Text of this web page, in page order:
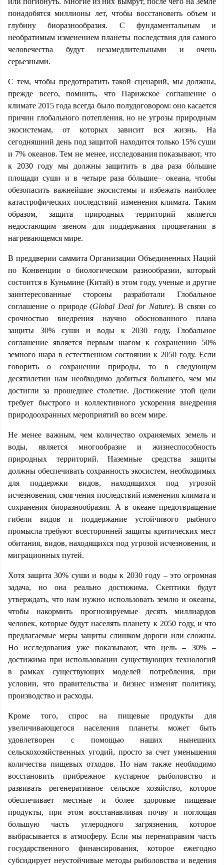
понадобятся миллионы лет, чтобы восстановить объем и
глубину биоразнообразия. С фундаментальным и
необратимым изменением планеты последствия для самого
человечества будут незамедлительными и очень
серьезными.
С тем, чтобы предотвратить такой сценарий, мы должны,
прежде всего, помнить, что Парижское соглашение о
климате 2015 года всегда было полудоговором: оно касается
причин глобального потепления, но не угрозы природным
экосистемам, от которых зависит вся жизнь. На
сегодняшний день под защитой находится только 15% суши
и 7% океанов. Тем не менее, исследования показывают, что
к 2030 году мы должны защитить в два раза бόльшие
площади суши и в четыре раза бόльшие– океана, чтобы
обезопасить важнейшие экосистемы и избежать наиболее
катастрофических последствий изменения климата. Таким
образом, защита природных территорий является
недостающим звеном для поддержания процветания в
нагревающемся мире.
В преддверии саммита Организации Объединенных Наций
по Конвенции о биологическом разнообразии, который
состоится в Куньмине (Китай) в этом году, ученые и другие
заинтересованные стороны разработали Глобальное
соглашение о природе (Global Deal for Nature). В связи со
срочностью внедрения научно обоснованного плана
защиты 30% суши и воды к 2030 году, Глобальное
соглашение является первым шагом к сохранению 50%
земного шара в естественном состоянии к 2050 году. Если
говорить о сохранении природы, то в следующем
десятилетии нам необходимо добиться большего, чем мы
достигли за прошедшее столетие. Достижение этой цели
требует быстрого и коллективного ускорения внедрения
природоохранных мероприятий во всем мире.
Не менее важным, чем количество охраняемых земель и
воды, является многообразие и жизнеспособность
природных территорий. Наземные средства защиты
должны обеспечивать сохранность экосистем, необходимых
для поддержки видов, находящихся под угрозой
исчезновения, смягчения последствий изменения климата и
сохранения биоразнообразия. А в океане предотвращение
гибели видов и поддержание устойчивого рыбного
промысла требуют всесторонней защиты критических мест
обитания, видов, находящихся под угрозой исчезновения, и
миграционных путей.
Хотя защита 30% суши и воды к 2030 году – это огромная
задача, но она реально достижима. Скептики будут
утверждать, что нам нужно использовать землю и океаны,
чтобы накормить прогнозируемые десять миллиардов
человек, которые будут населять планету к 2050 году, и что
предлагаемые меры защиты слишком дороги или сложны.
Но исследования уже показывают, что цель – 30% –
достижима при использовании существующих технологий
в рамках существующих моделей потребления, при
условии, что правительства и бизнес изменят политику,
производство и расходы.
Кроме того, спрос на пищевые продукты для
увеличивающегося населения планеты может быть
удовлетворен с помощью наших нынешних
сельскохозяйственных угодий, просто за счет уменьшения
количества пищевых отходов. Но нам также необходимо
восстановить прибрежное кустарное рыболовство и
развивать регенеративное сельское хозяйство, которое
обеспечивает местные и более здоровые пищевые
продукты, при этом восстанавливая почву и поглощая
большую часть углеродного загрязнения, которое
выбрасывается в атмосферу. Если мы перенаправим часть
государственного финансирования, которое ежегодно
субсидирует неустойчивые методы рыболовства и ведения